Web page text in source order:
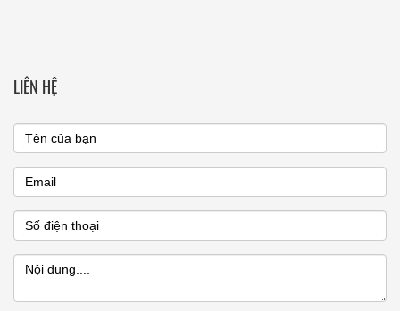
LIÊN HỆ